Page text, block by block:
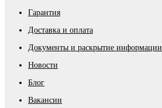
Гарантия
Доставка и оплата
Документы и раскрытие информации
Новости
Блог
Вакансии